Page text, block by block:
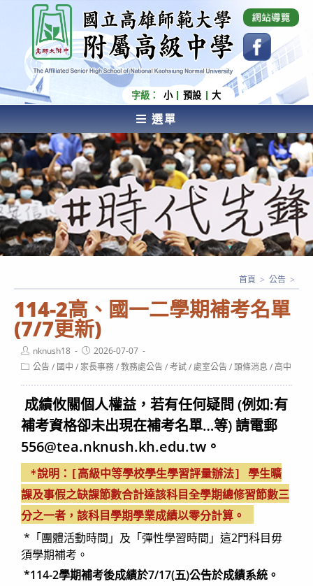
內
容
國立高雄師範大學附屬高級中學 Affiliated Senior
High School of National Kaohsiung Normal
University
字級： 小 預設 大
選單
AFFILIATED SENIOR HIGH SCHOOL OF NATIONAL
KAOHSIUNG NORMAL UNIVERSITY
114-2高、國一二學期補考名單
(7/7更新)
首頁 > 公告 >
Post
author:
nknush18
Post
published:
2026-07-07
Post公告/ 國中 / 家長事務/教務處公告/考試/處室公告/頭條消息 /高中
成績攸關個人權益，若有任何疑問 (例如:有
補考資格卻未出現在補考名單…等) 請電郵
556@tea.nknush.kh.edu.tw。
*說明：[高級中等學校學生學習評量辦法] 學生曠
課及事假之缺課節數合計達該科目全學期總修習節數三
分之一者，該科目學期學業成績以零分計算。
*「團體活動時間」及「彈性學習時間」這2門科目毋
須學期補考。
*114-2學期補考後成績於7/17(五)公告於成績系統。